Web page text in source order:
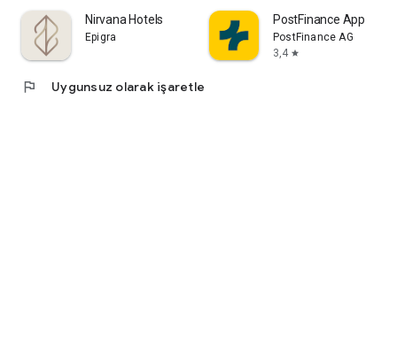
Nirvana Hotels
Epigra
PostFinance App
PostFinance AG
3,4 star
flag Uygunsuz olarak işaretle